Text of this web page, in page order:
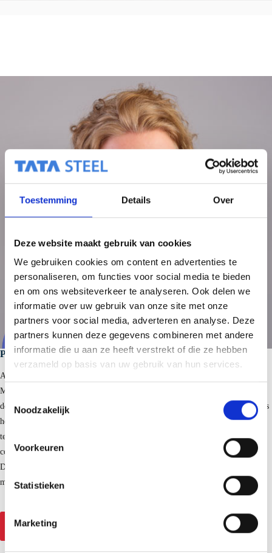
Toestemming Details Over
Deze website maakt gebruik van cookies
We gebruiken cookies om content en advertenties te
personaliseren, om functies voor social media te bieden
en om ons websiteverkeer te analyseren. Ook delen we
informatie over uw gebruik van onze site met onze
partners voor social media, adverteren en analyse. Deze
partners kunnen deze gegevens combineren met andere
informatie die u aan ze heeft verstrekt of die ze hebben
verzameld op basis van uw gebruik van hun services.
e
s
t
e
i
g
Noodzakelijk
Voorkeuren
Statistieken
Marketing
Product service
Als manusje van alles ben ik aan de slag gegaan bij SAB-profiel.
Materiaalbeheer, claimregistratie, inval receptioniste en order entry. Daarna
doorgegroeid naar de afdeling Product Services. Naast de gebruikelijke FAQ’s
hebben we regelmatig met een nieuw vraagstuk te maken, af en toe wat
tekenwerk en de afdeling marketing ondersteunen maakt de afwisseling
compleet. Als het weer het toelaat ga ik op de (elektrische)fiets naar het werk.
De afstand Lopik-IJsselstein is precies genoeg om je hoofd weer leeg te
maken.
Neem contact op